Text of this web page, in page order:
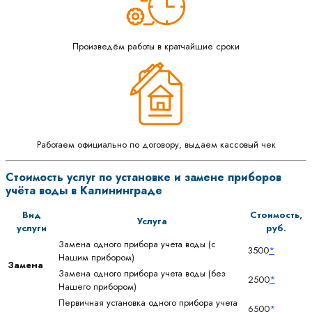
Произведём работы в кратчайшие сроки
Работаем официально по договору, выдаем кассовый чек
Стоимость услуг по установке и замене приборов
учёта воды в Калининграде
Вид
услуги
Услуга
Стоимость,
руб.
Замена
Замена одного прибора учета воды (с
Нашим прибором)
3500*
Замена одного прибора учета воды (без
Нашего прибором)
2500*
Первичная установка одного прибора учета
6500*